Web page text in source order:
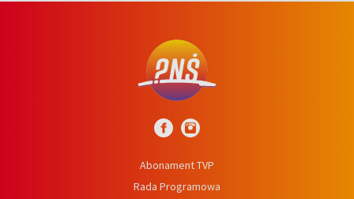
Abonament TVP
Rada Programowa